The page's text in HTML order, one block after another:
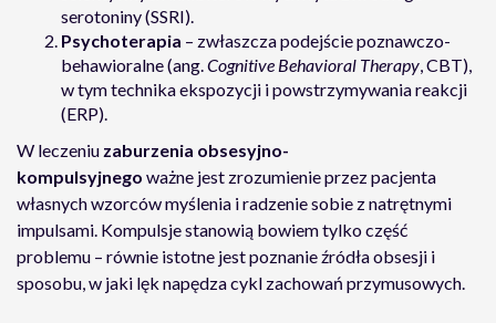
serotoniny (SSRI).
Psychoterapia – zwłaszcza podejście poznawczo-
behawioralne (ang.Cognitive Behavioral Therapy, CBT),
w tym technika ekspozycji i powstrzymywania reakcji
(ERP).
W leczeniu zaburzenia obsesyjno-
kompulsyjnego ważne jest zrozumienie przez pacjenta
własnych wzorców myślenia i radzenie sobie z natrętnymi
impulsami. Kompulsje stanowią bowiem tylko część
problemu – równie istotne jest poznanie źródła obsesji i
sposobu, w jaki lęk napędza cykl zachowań przymusowych.